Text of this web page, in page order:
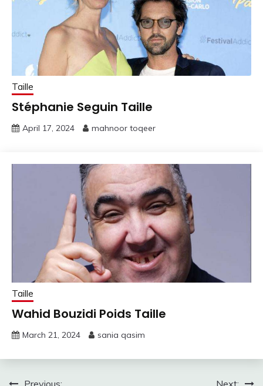
Taille
Stéphanie Seguin Taille
April 17, 2024 mahnoor toqeer
Taille
Wahid Bouzidi Poids Taille
March 21, 2024 sania qasim
Previous: Next: